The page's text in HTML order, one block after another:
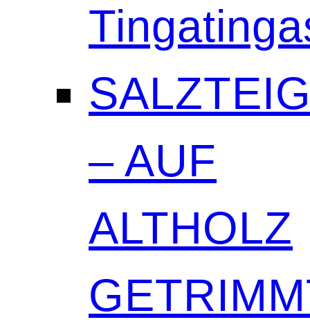
– AUF
ALTHOLZ